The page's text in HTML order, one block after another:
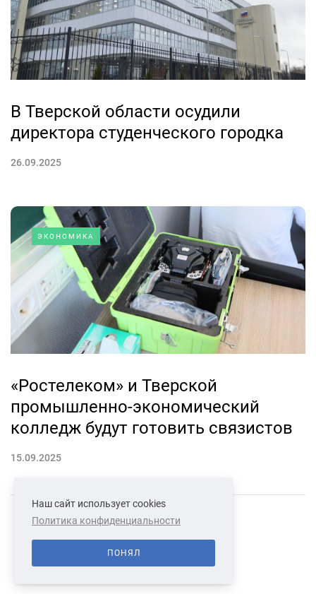
В Тверской области осудили
директора студенческого городка
26.09.2025
ЭКОНОМИКА
«Ростелеком» и Тверской
промышленно-экономический
колледж будут готовить связистов
15.09.2025
СВЯЗАТЬСЯ С НАМИ О НАС
Наш сайт использует cookies
Политика конфиденциальности
ПОНЯЛ